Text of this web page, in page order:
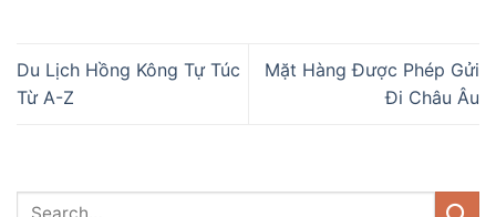
Du Lịch Hồng Kông Tự Túc
Từ A-Z
Mặt Hàng Được Phép Gửi
Đi Châu Âu